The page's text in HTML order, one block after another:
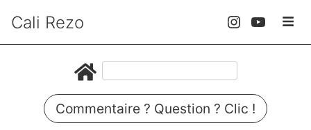
Cali Rezo
Commentaire ? Question ? Clic !